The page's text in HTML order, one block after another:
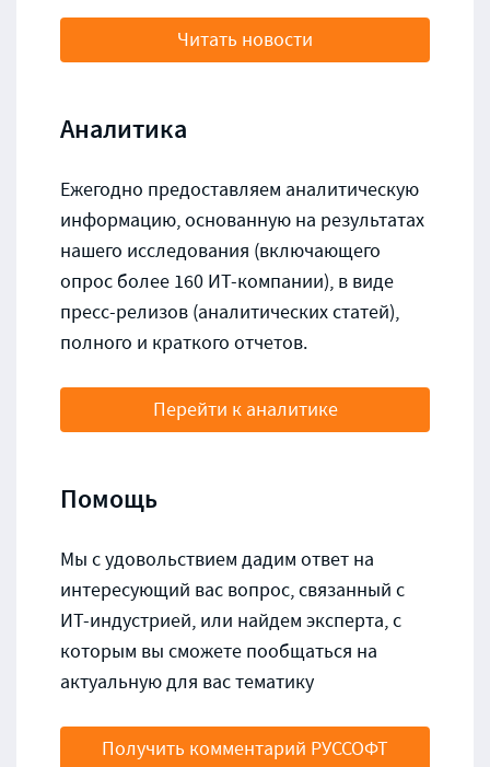
Читать новости
Аналитика
Ежегодно предоставляем аналитическую
информацию, основанную на результатах
нашего исследования (включающего
опрос более 160 ИТ-компании), в виде
пресс-релизов (аналитических статей),
полного и краткого отчетов.
Перейти к аналитике
Помощь
Мы с удовольствием дадим ответ на
интересующий вас вопрос, связанный с
ИТ-индустрией, или найдем эксперта, с
которым вы сможете пообщаться на
актуальную для вас тематику
Получить комментарий РУССОФТ